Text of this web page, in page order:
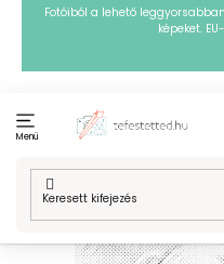
Ugrás
tartalomhoz
Fotóiból a lehető
képeket.
Menü
Kezdőlap
/ Technikák /
PontPöttyöző – Marilyn